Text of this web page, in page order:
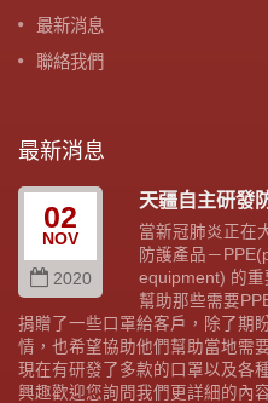
最新消息
聯絡我們
最新消息
02
NOV
2020
天疆自主研發
當新冠肺炎正在
防護產品－
equipment) 的重
幫助那些需要
捐贈了一些口罩給客戶，除了期
情，也希望協助他們幫助當地需
現在有研發了多款的口罩以及各
興趣歡迎您詢問我們更詳細的內